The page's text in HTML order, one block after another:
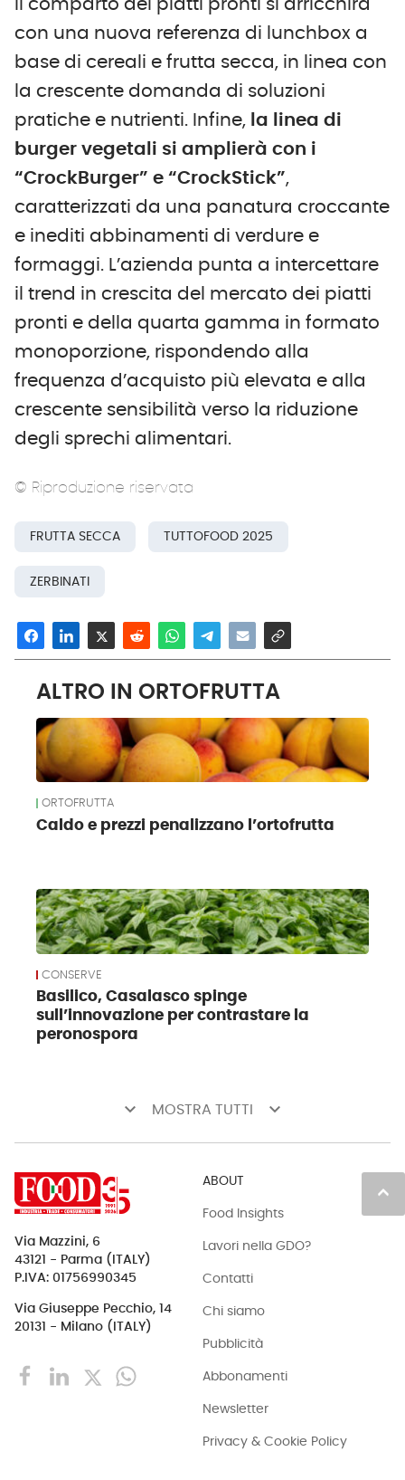
Il comparto dei piatti pronti si arricchirà
con una nuova referenza di lunchbox a
base di cereali e frutta secca, in linea con
la crescente domanda di soluzioni
pratiche e nutrienti. Infine, la linea di
burger vegetali si amplierà con i
“CrockBurger” e “CrockStick”,
caratterizzati da una panatura croccante
e inediti abbinamenti di verdure e
formaggi. L’azienda punta a intercettare
il trend in crescita del mercato dei piatti
pronti e della quarta gamma in formato
monoporzione, rispondendo alla
frequenza d’acquisto più elevata e alla
crescente sensibilità verso la riduzione
degli sprechi alimentari.
© Riproduzione riservata
FRUTTA SECCA TUTTOFOOD 2025
ZERBINATI
ALTRO IN ORTOFRUTTA
ORTOFRUTTA
Caldo e prezzi penalizzano l’ortofrutta
CONSERVE
Basilico, Casalasco spinge
sull’innovazione per contrastare la
peronospora
keyboard_arrow_down MOSTRA TUTTI keyboard_arrow_down
keyboard_arrow_up
Via Mazzini, 6
43121 - Parma (ITALY)
P.IVA: 01756990345
Via Giuseppe Pecchio, 14
20131 - Milano (ITALY)
ABOUT
Food Insights
Lavori nella GDO?
Contatti
Chi siamo
Pubblicità
Abbonamenti
Newsletter
Privacy & Cookie Policy